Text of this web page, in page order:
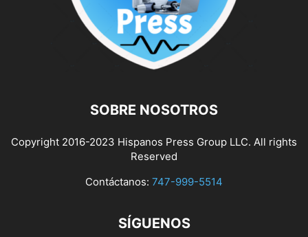
SOBRE NOSOTROS
Copyright 2016-2023 Hispanos Press Group LLC. All rights
Reserved
Contáctanos: 747-999-5514
SÍGUENOS